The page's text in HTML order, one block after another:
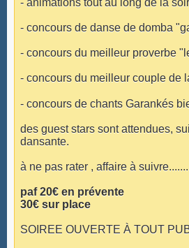
- animations tout au long de la
- concours de danse de domba
- concours du meilleur proverbe
- concours du meilleur couple de
- concours de chants Garankés
des guest stars sont attendues,
dansante.
à ne pas rater , affaire à
paf 20€ en prévente
30€ sur place
SOIREE OUVERTE À TOUT